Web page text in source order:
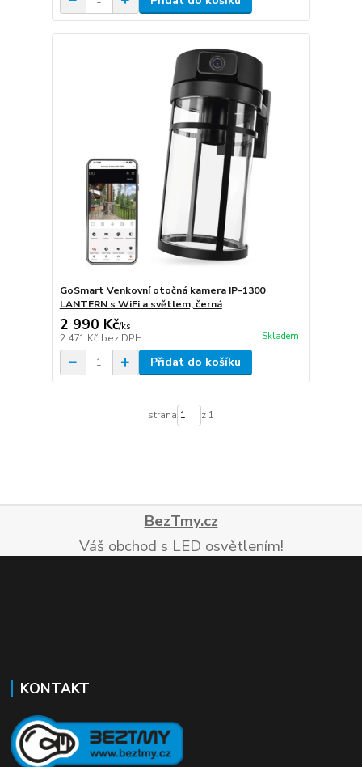
GoSmart Venkovní otočná kamera IP-1300
LANTERN s WiFi a světlem, černá
2 990 Kč/ks
2 471 Kč bez DPH Skladem
Přidat do košíku
strana z 1
BezTmy.cz
Váš obchod s LED osvětlením!
KONTAKT